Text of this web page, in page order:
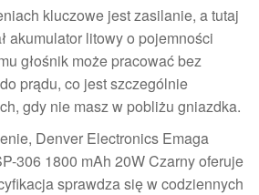
kluczowe jest zasilanie, a tutaj
akumulator litowy o pojemności
głośnik może pracować bez
prądu, co jest szczególnie
gdy nie masz w pobliżu gniazdka.
Denver Electronics Emaga
306 1800 mAh 20W Czarny oferuje
sprawdza się w codziennych